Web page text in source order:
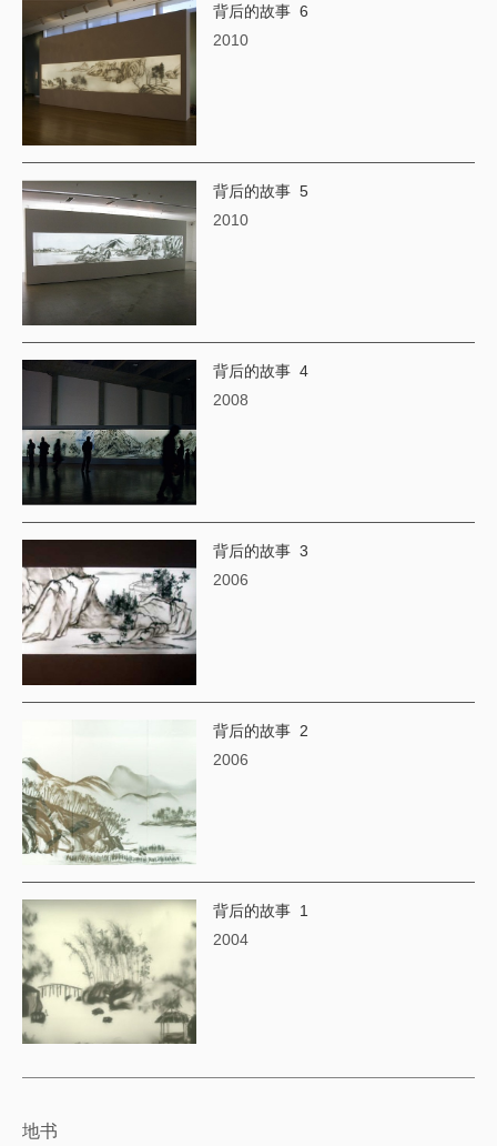
背后的故事 6
2010
背后的故事 5
2010
背后的故事 4
​2008
背后的故事 3
2006
背后的故事 2
2006
背后的故事 1
2004
地书